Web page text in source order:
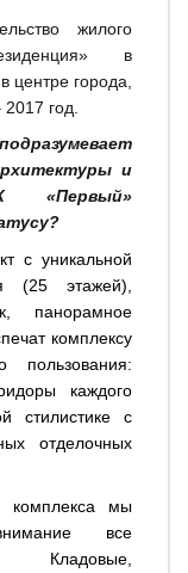
жилого
в
центре города,
год.
и
«Первый»
с уникальной
(25 этажей),
панорамное
комплексу
пользования:
каждого
стилистике с
отделочных
комплекса мы
все
Кладовые,